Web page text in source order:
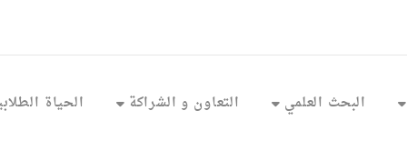
البحث العلمي التعاون و الشراكة الحياة